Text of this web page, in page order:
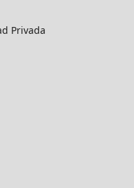
Privada